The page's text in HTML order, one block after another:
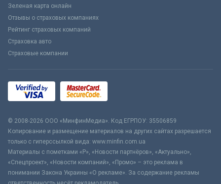
Зеленая карта онлайн
Отзывы о страховых компаниях
Рейтинг страховых компаний
Страховка авто
Страховые компании
© 2008-2026 ООО «МинфинМедиа». Код ЕГРПОУ: 35506859
Копирование и размещение материалов на других сайтах разрешается
только с гиперссылкой вида: www.minfin.com.ua
Материалы с пометками «Р», «Новости партнёров», «Актуально»,
«Спецпроект», «Новости компаний», «Промо» – это реклама в
понимании Закона Украины «О рекламе». За содержание рекламы